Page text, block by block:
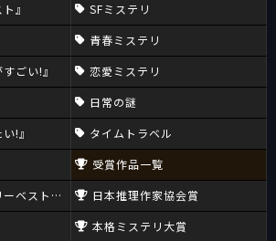
』
ごい!』
!』
ーベスト10』
SFミステリ
青春ミステリ
恋愛ミステリ
日常の謎
タイムトラベル
受賞作品一覧
日本推理作家協会賞
本格ミステリ大賞